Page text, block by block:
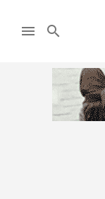
search
menu